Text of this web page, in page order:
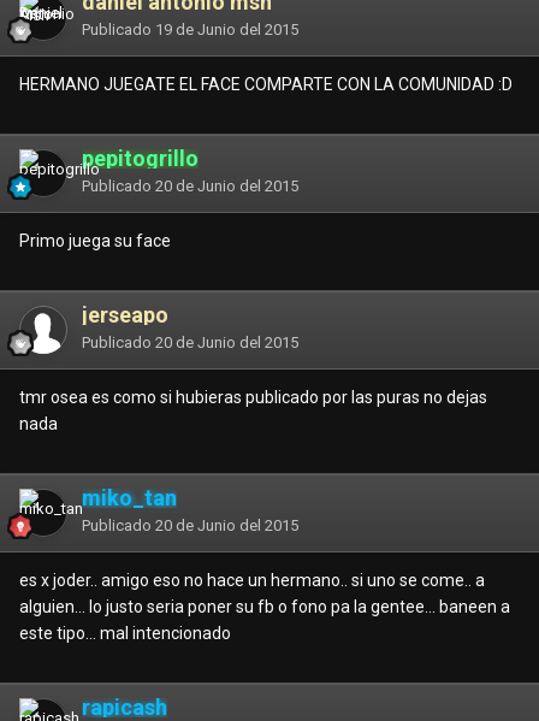
Publicado 19 de Junio del 2015
HERMANO JUEGATE EL FACE COMPARTE CON LA COMUNIDAD :D
pepitogrillo
Publicado 20 de Junio del 2015
Primo juega su face
jerseapo
Publicado 20 de Junio del 2015
tmr osea es como si hubieras publicado por las puras no dejas
nada
miko_tan
Publicado 20 de Junio del 2015
es x joder.. amigo eso no hace un hermano.. si uno se come.. a
alguien... lo justo seria poner su fb o fono pa la gentee... baneen a
este tipo... mal intencionado
rapicash